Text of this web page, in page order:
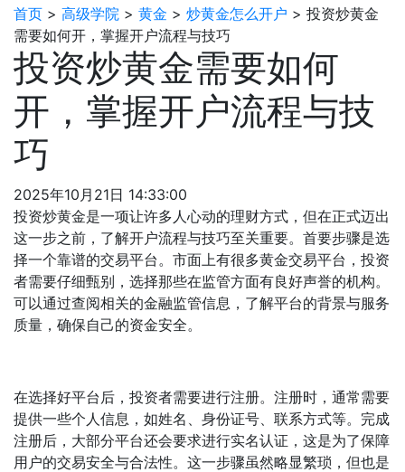
首页 > 高级学院 > 黄金 > 炒黄金怎么开户 > 投资炒黄金
需要如何开，掌握开户流程与技巧
投资炒黄金需要如何
开，掌握开户流程与技
巧
2025年10月21日 14:33:00
投资炒黄金是一项让许多人心动的理财方式，但在正式迈出
这一步之前，了解开户流程与技巧至关重要。首要步骤是选
择一个靠谱的交易平台。市面上有很多黄金交易平台，投资
者需要仔细甄别，选择那些在监管方面有良好声誉的机构。
可以通过查阅相关的金融监管信息，了解平台的背景与服务
质量，确保自己的资金安全。
在选择好平台后，投资者需要进行注册。注册时，通常需要
提供一些个人信息，如姓名、身份证号、联系方式等。完成
注册后，大部分平台还会要求进行实名认证，这是为了保障
用户的交易安全与合法性。这一步骤虽然略显繁琐，但也是